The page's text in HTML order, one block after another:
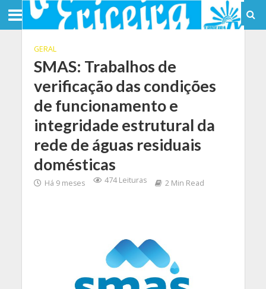
GERAL
SMAS: Trabalhos de
verificação das condições
de funcionamento e
integridade estrutural da
rede de águas residuais
domésticas
Há 9 meses 474 Leituras 2 Min Read